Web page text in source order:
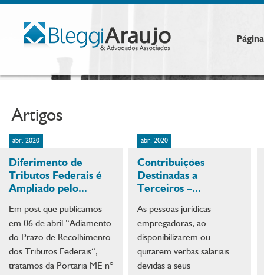
Artigos
abr. 2020
Diferimento de
Tributos Federais é
Ampliado pelo...
Em post que publicamos
em 06 de abril “Adiamento
do Prazo de Recolhimento
dos Tributos Federais“,
tratamos da Portaria ME nº
abr. 2020
Contribuições
Destinadas a
Terceiros –...
As pessoas jurídicas
empregadoras, ao
disponibilizarem ou
quitarem verbas salariais
devidas a seus